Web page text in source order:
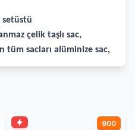
setüstü
çelik taşlı sac,
tüm sacları alüminize sac,
900